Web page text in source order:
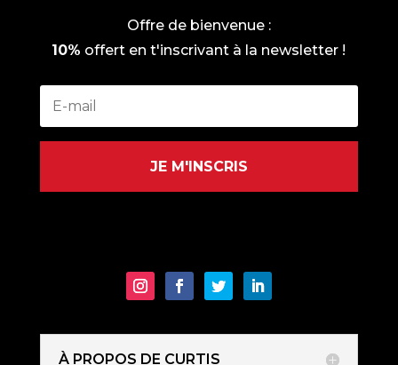
Offre de bienvenue :
10% offert en t'inscrivant à la newsletter !
JE M'INSCRIS
À PROPOS DE CURTIS